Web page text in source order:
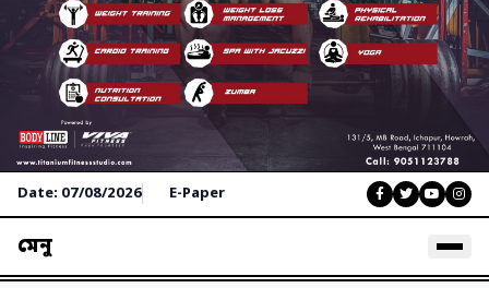
Date: 07/08/2026 E-Paper
মেনু